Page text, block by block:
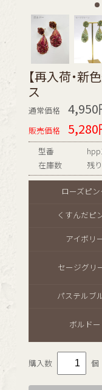
【再入荷・新
ス
通常価格 4,950
販売価格 5,280
型番
在庫数
残
ローズピン
くすんだピ
アイボリ
セージグリ
パステルブ
ボルドー
購入数 個